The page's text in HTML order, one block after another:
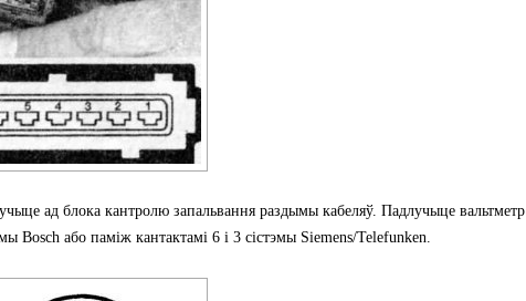
ад блока кантролю запальвання раздымы кабеляў. Падлучыце вальтметр
Bosch або паміж кантактамі 6 і 3 сістэмы Siemens/Telefunken.